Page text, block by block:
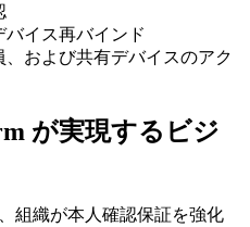
イス再バインド
および共有デバイスのアク
が実現するビジ
組織が本人確認保証を強化